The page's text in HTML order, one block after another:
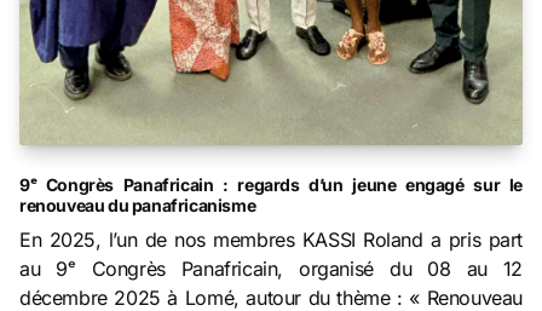
9ᵉ Congrès Panafricain : regards d’un jeune engagé sur le
renouveau du panafricanisme
En 2025, l’un de nos membres KASSI Roland a pris part
au 9ᵉ Congrès Panafricain, organisé du 08 au 12
décembre 2025 à Lomé, autour du thème : « Renouveau